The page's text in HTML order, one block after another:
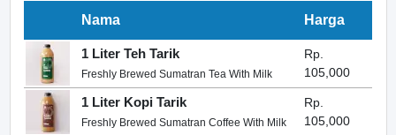
Nama Harga
1 Liter Teh Tarik
Freshly Brewed Sumatran Tea With Milk
Rp.
105,000
1 Liter Kopi Tarik
Freshly Brewed Sumatran Coffee With Milk
Rp.
105,000